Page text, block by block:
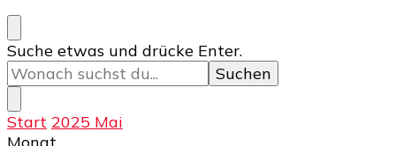
Suchst
du
nach
etwas?
Suche etwas und drücke Enter.
Start 2025 Mai